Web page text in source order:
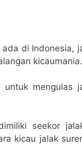
di Indonesia,
kicaumania.
mengulas
seekor
kicau jalak